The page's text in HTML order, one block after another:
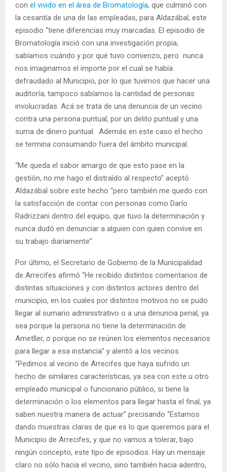
con el vivido en el área de Bromatología, que culminó con
la cesantía de una de las empleadas, para Aldazábal, este
episodio “tiene diferencias muy marcadas. El episodio de
Bromatología inició con una investigación propia,
sabíamos cuándo y por qué tuvo comienzo, pero nunca
nos imaginamos el importe por el cual se había
defraudado al Municipio, por lo que tuvimos que hacer una
auditoría; tampoco sabíamos la cantidad de personas
involucradas. Acá se trata de una denuncia de un vecino
contra una persona puntual, por un delito puntual y una
suma de dinero puntual. Además en este caso el hecho
se termina consumando fuera del ámbito municipal.
“Me queda el sabor amargo de que esto pase en la
gestión, no me hago el distraído al respecto” aceptó
Aldazábal sobre este hecho “pero también me quedo con
la satisfacción de contar con personas como Darío
Radrizzani dentro del equipo, que tuvo la determinación y
nunca dudó en denunciar a alguien con quien convive en
su trabajo diariamente”.
Por último, el Secretario de Gobierno de la Municipalidad
de Arrecifes afirmó “He recibido distintos comentarios de
distintas situaciones y con distintos actores dentro del
municipio, en los cuales por distintos motivos no se pudo
llegar al sumario administrativo o a una denuncia penal, ya
sea porque la persona no tiene la determinación de
Ametller, o porque no se reúnen los elementos necesarios
para llegar a esa instancia” y alentó a los vecinos
“Pedimos al vecino de Arrecifes que haya sufrido un
hecho de similares características, ya sea con este u otro
empleado municipal o funcionario público, si tiene la
determinación o los elementos para llegar hasta el final, ya
saben nuestra manera de actuar” precisando “Estamos
dando muestras claras de que es lo que queremos para el
Municipio de Arrecifes, y que no vamos a tolerar, bajo
ningún concepto, este tipo de episodios. Hay un mensaje
claro no sólo hacia el vecino, sino también hacia adentro,